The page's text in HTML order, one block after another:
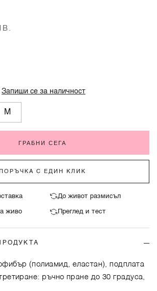
Запиши се за наличност
M
ГРАБНИ СЕГА
ПОРЪЧКА С ЕДИН КЛИК
До живот размисъл
живо Преглед и тест
(полиамид, еластан), подплата
ръчно пране до 30 градуса,